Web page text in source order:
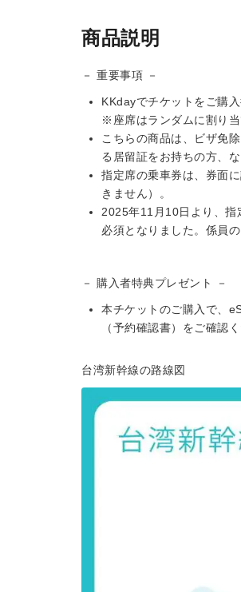
商品説明
－ 重要事項 －
KKdayでチケットをご購入
※座席はランダムに割り当
こちらの商品は、ビザ免
る居留証をお持ちの方、
指定席の乗車券は、券面
きません）。
2025年11月10日より、指
必須となりました。係員
－ 購入者特典プレゼント －
本チケットのご購入で、
（予約確認書）をご確認く
台湾新幹線の路線図